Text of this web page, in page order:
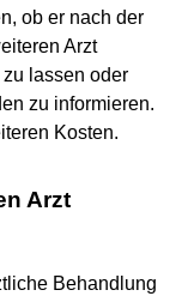
ob er nach der
Arzt
lassen oder
zu informieren.
Kosten.
Arzt
Behandlung